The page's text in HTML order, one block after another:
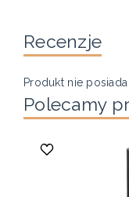
Recenzje
Produkt nie
Polecamy